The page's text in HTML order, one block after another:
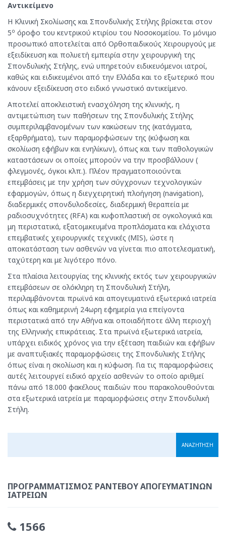
Αντικείμενο
H Κλινική Σκολίωσης και Σπονδυλικής Στήλης βρίσκεται στον
5ο όροφο του κεντρικού κτιρίου του Νοσοκομείου. Το μόνιμο
προσωπικό αποτελείται από Ορθοπαιδικούς Χειρουργούς με
εξειδίκευση και πολυετή εμπειρία στην χειρουργική της
Σπονδυλικής Στήλης, ενώ υπηρετούν ειδικευόμενοι ιατροί,
καθώς και ειδικευμένοι από την Ελλάδα και το εξωτερικό που
κάνουν εξειδίκευση στο ειδικό γνωστικό αντικείμενο.
Αποτελεί αποκλειστική ενασχόληση της κλινικής, η
αντιμετώπιση των παθήσεων της Σπονδυλικής Στήλης
συμπεριλαμβανομένων των κακώσεων της (κατάγματα,
εξαρθρήματα), των παραμορφώσεων της (κύφωση και
σκολίωση εφήβων και ενηλίκων), όπως και των παθολογικών
καταστάσεων οι οποίες μπορούν να την προσβάλλουν (
φλεγμονές, όγκοι κλπ.). Πλέον πραγματοποιούνται
επεμβάσεις με την χρήση των σύγχρονων τεχνολογικών
εφαρμογών, όπως η διεγχειρητική πλοήγηση (navigation),
διαδερμικές σπονδυλοδεσίες, διαδερμική θεραπεία με
ραδιοσυχνότητες (RFA) και κυφοπλαστική σε ογκολογικά και
μη περιστατικά, εξατομικευμένα προπλάσματα και ελάχιστα
επεμβατικές χειρουργικές τεχνικές (MIS), ώστε η
αποκατάσταση των ασθενών να γίνεται πιο αποτελεσματική,
ταχύτερη και με λιγότερο πόνο.
Στα πλαίσια λειτουργίας της κλινικής εκτός των χειρουργικών
επεμβάσεων σε ολόκληρη τη Σπονδυλική Στήλη,
περιλαμβάνονται πρωϊνά και απογευματινά εξωτερικά ιατρεία
όπως και καθημερινή 24ωρη εφημερία για επείγοντα
περιστατικά από την Αθήνα και οποιαδήποτε άλλη περιοχή
της Ελληνικής επικράτειας. Στα πρωϊνά εξωτερικά ιατρεία,
υπάρχει ειδικός χρόνος για την εξέταση παιδιών και εφήβων
με αναπτυξιακές παραμορφώσεις της Σπονδυλικής Στήλης
όπως είναι η σκολίωση και η κύφωση. Για τις παραμορφώσεις
αυτές λειτουργεί ειδικό αρχείο ασθενών το οποίο αριθμεί
πάνω από 18.000 φακέλους παιδιών που παρακολουθούνται
στα εξωτερικά ιατρεία με παραμορφώσεις στην Σπονδυλική
Στήλη.
ΠΡΟΓΡΑΜΜΑΤΙΣΜΌΣ ΡΑΝΤΕΒΟΎ ΑΠΟΓΕΥΜΑΤΙΝΏΝ
ΙΑΤΡΕΊΩΝ
1566